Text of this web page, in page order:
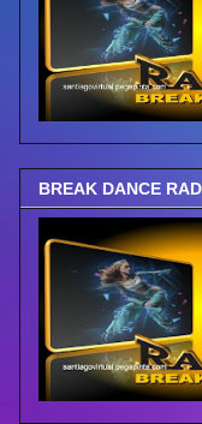
BREAK DANCE